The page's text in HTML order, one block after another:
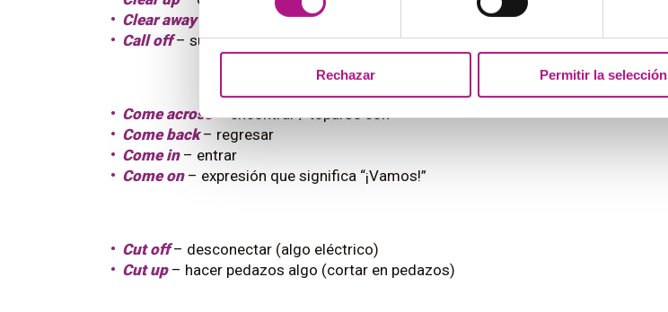
Rechazar Permitir la selección
Clear away– recoger
Call off – suspender
Come across– encontrar / toparse con
Come back– regresar
Come in– entrar
Come on – expresión que significa “¡Vamos!”
Cut off – desconectar (algo eléctrico)
Cut up– hacer pedazos algo (cortar en pedazos)